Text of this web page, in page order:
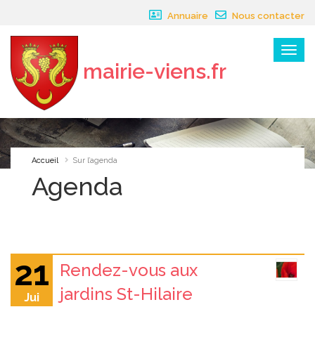
Annuaire Nous contacter
Menu
mairie-viens.fr
×
Accueil Sur l’agenda
Agenda
21
Jui
Rendez-vous aux
jardins St-Hilaire
Panneau de gestion des cookies